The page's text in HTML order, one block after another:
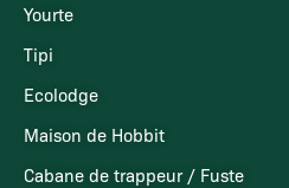
Yourte
Tipi
Ecolodge
Maison de Hobbit
Cabane de trappeur / Fuste